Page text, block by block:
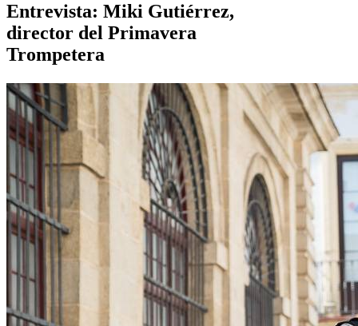
Entrevista: Miki Gutiérrez,
director del Primavera
Trompetera